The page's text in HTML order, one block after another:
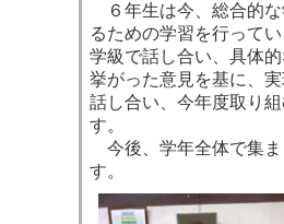
６年生は今、総合的な
るための学習を行って
学級で話し合い、具体
挙がった意見を基に、
話し合い、今年度取り
す。
今後、学年全体で集ま
す。